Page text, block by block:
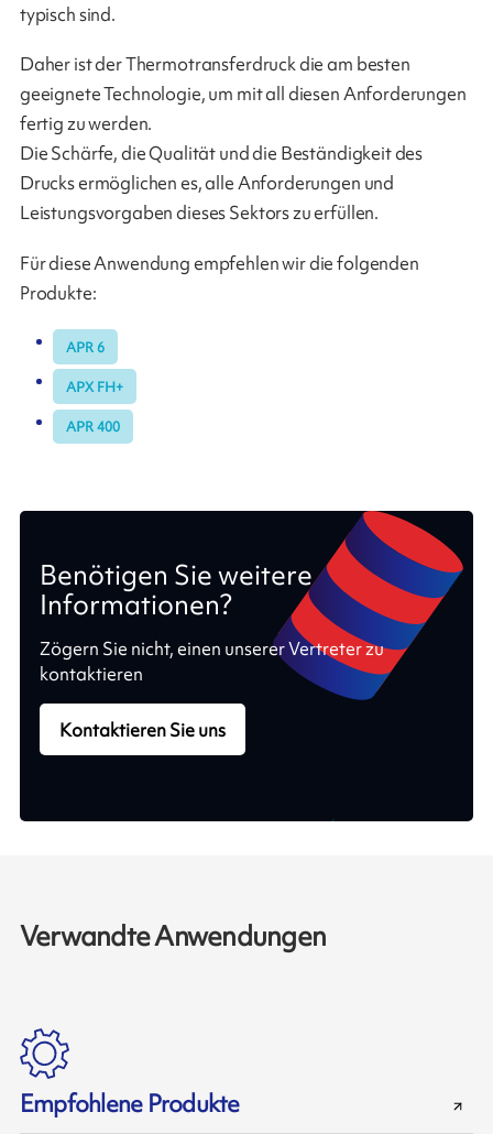
typisch sind.
Daher ist der Thermotransferdruck die am besten
geeignete Technologie, um mit all diesen Anforderungen
fertig zu werden.
Die Schärfe, die Qualität und die Beständigkeit des
Drucks ermöglichen es, alle Anforderungen und
Leistungsvorgaben dieses Sektors zu erfüllen.
Für diese Anwendung empfehlen wir die folgenden
Produkte:
APR 6
APX FH+
APR 400
Benötigen Sie weitere
Informationen?
Zögern Sie nicht, einen unserer Vertreter zu
kontaktieren
Kontaktieren Sie uns
Verwandte Anwendungen
Empfohlene Produkte